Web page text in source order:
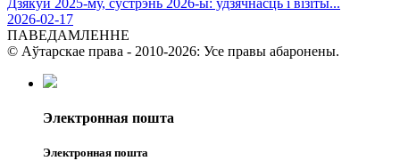
2026-02-17
ПАВЕДАМЛЕННЕ
© Аўтарскае права - 2010-2026: Усе правы абаронены.
Электронная пошта
Электронная пошта